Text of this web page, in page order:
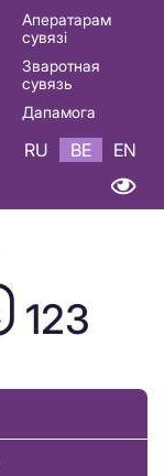
Аператарам
сувязі
Зваротная
сувязь
Дапамога
RU BE EN
123